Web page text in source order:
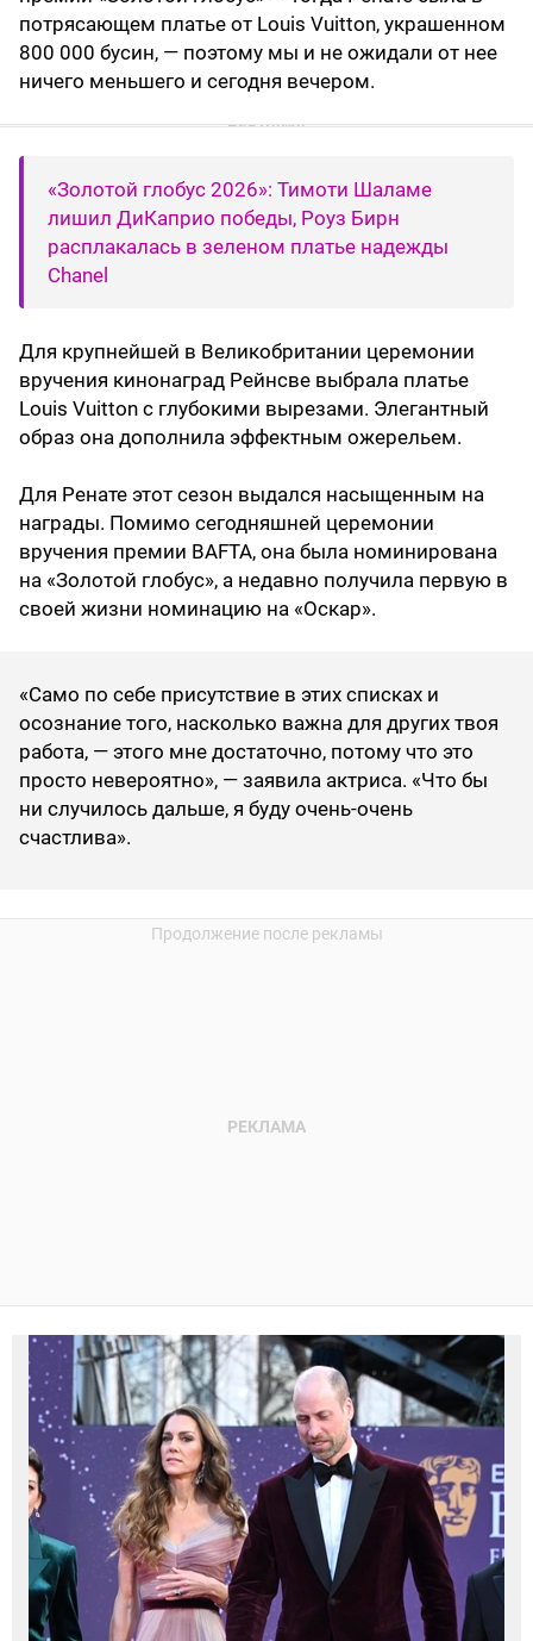
потрясающем платье от Louis Vuitton, украшенном
800 000 бусин, — поэтому мы и не ожидали от нее
ничего меньшего и сегодня вечером.
«Золотой глобус 2026»: Тимоти Шаламе
лишил ДиКаприо победы, Роуз Бирн
расплакалась в зеленом платье надежды
Chanel
Для крупнейшей в Великобритании церемонии
вручения кинонаград Рейнсве выбрала платье
Louis Vuitton с глубокими вырезами. Элегантный
образ она дополнила эффектным ожерельем.
Для Ренате этот сезон выдался насыщенным на
награды. Помимо сегодняшней церемонии
вручения премии BAFTA, она была номинирована
на «Золотой глобус», а недавно получила первую в
своей жизни номинацию на «Оскар».
«Само по себе присутствие в этих списках и
осознание того, насколько важна для других твоя
работа, — этого мне достаточно, потому что это
просто невероятно», — заявила актриса. «Что бы
ни случилось дальше, я буду очень-очень
счастлива».